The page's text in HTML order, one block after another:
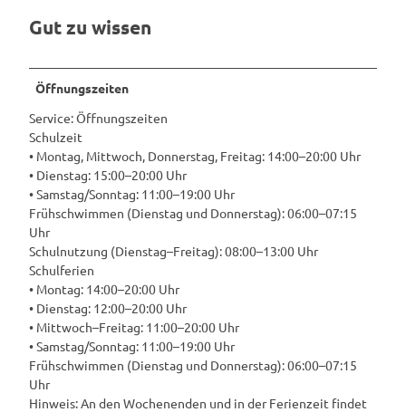
Gut zu wissen
Öffnungszeiten
Service: Öffnungszeiten
Schulzeit
• Montag, Mittwoch, Donnerstag, Freitag: 14:00–20:00 Uhr
• Dienstag: 15:00–20:00 Uhr
• Samstag/Sonntag: 11:00–19:00 Uhr
Frühschwimmen (Dienstag und Donnerstag): 06:00–07:15
Uhr
Schulnutzung (Dienstag–Freitag): 08:00–13:00 Uhr
Schulferien
• Montag: 14:00–20:00 Uhr
• Dienstag: 12:00–20:00 Uhr
• Mittwoch–Freitag: 11:00–20:00 Uhr
• Samstag/Sonntag: 11:00–19:00 Uhr
Frühschwimmen (Dienstag und Donnerstag): 06:00–07:15
Uhr
Hinweis: An den Wochenenden und in der Ferienzeit findet